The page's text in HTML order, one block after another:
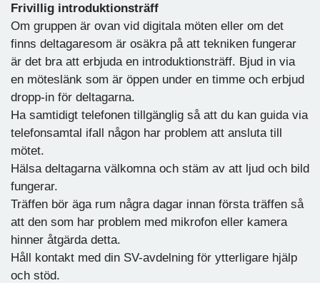
Frivillig introduktionsträff
Om gruppen är ovan vid digitala möten eller om det
finns deltagaresom är osäkra på att tekniken fungerar
är det bra att erbjuda en introduktionsträff. Bjud in via
en möteslänk som är öppen under en timme och erbjud
dropp-in för deltagarna.
Ha samtidigt telefonen tillgänglig så att du kan guida via
telefonsamtal ifall någon har problem att ansluta till
mötet.
Hälsa deltagarna välkomna och stäm av att ljud och bild
fungerar.
Träffen bör äga rum några dagar innan första träffen så
att den som har problem med mikrofon eller kamera
hinner åtgärda detta.
Håll kontakt med din SV-avdelning för ytterligare hjälp
och stöd.